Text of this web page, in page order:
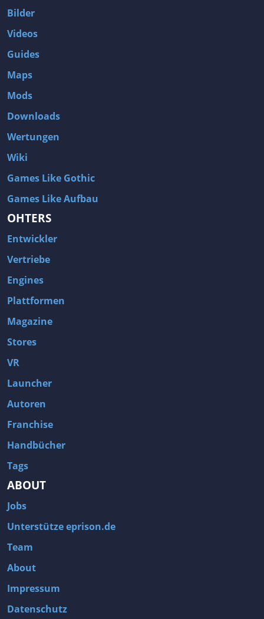
Bilder
Videos
Guides
Maps
Mods
Downloads
Wertungen
Wiki
Games Like Gothic
Games Like Aufbau
OHTERS
Entwickler
Vertriebe
Engines
Plattformen
Magazine
Stores
VR
Launcher
Autoren
Franchise
Handbücher
Tags
ABOUT
Jobs
Unterstütze eprison.de
Team
About
Impressum
Datenschutz